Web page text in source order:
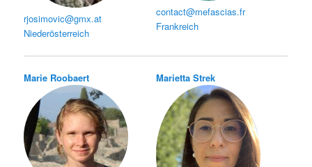
rjosimovic@gmx.at
Niederösterreich
contact@mefascias.fr
Frankreich
Marie Roobaert Marietta Strek